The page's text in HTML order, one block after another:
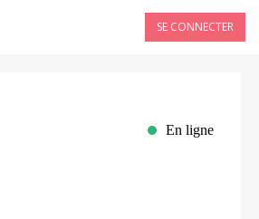
SE CONNECTER
En ligne